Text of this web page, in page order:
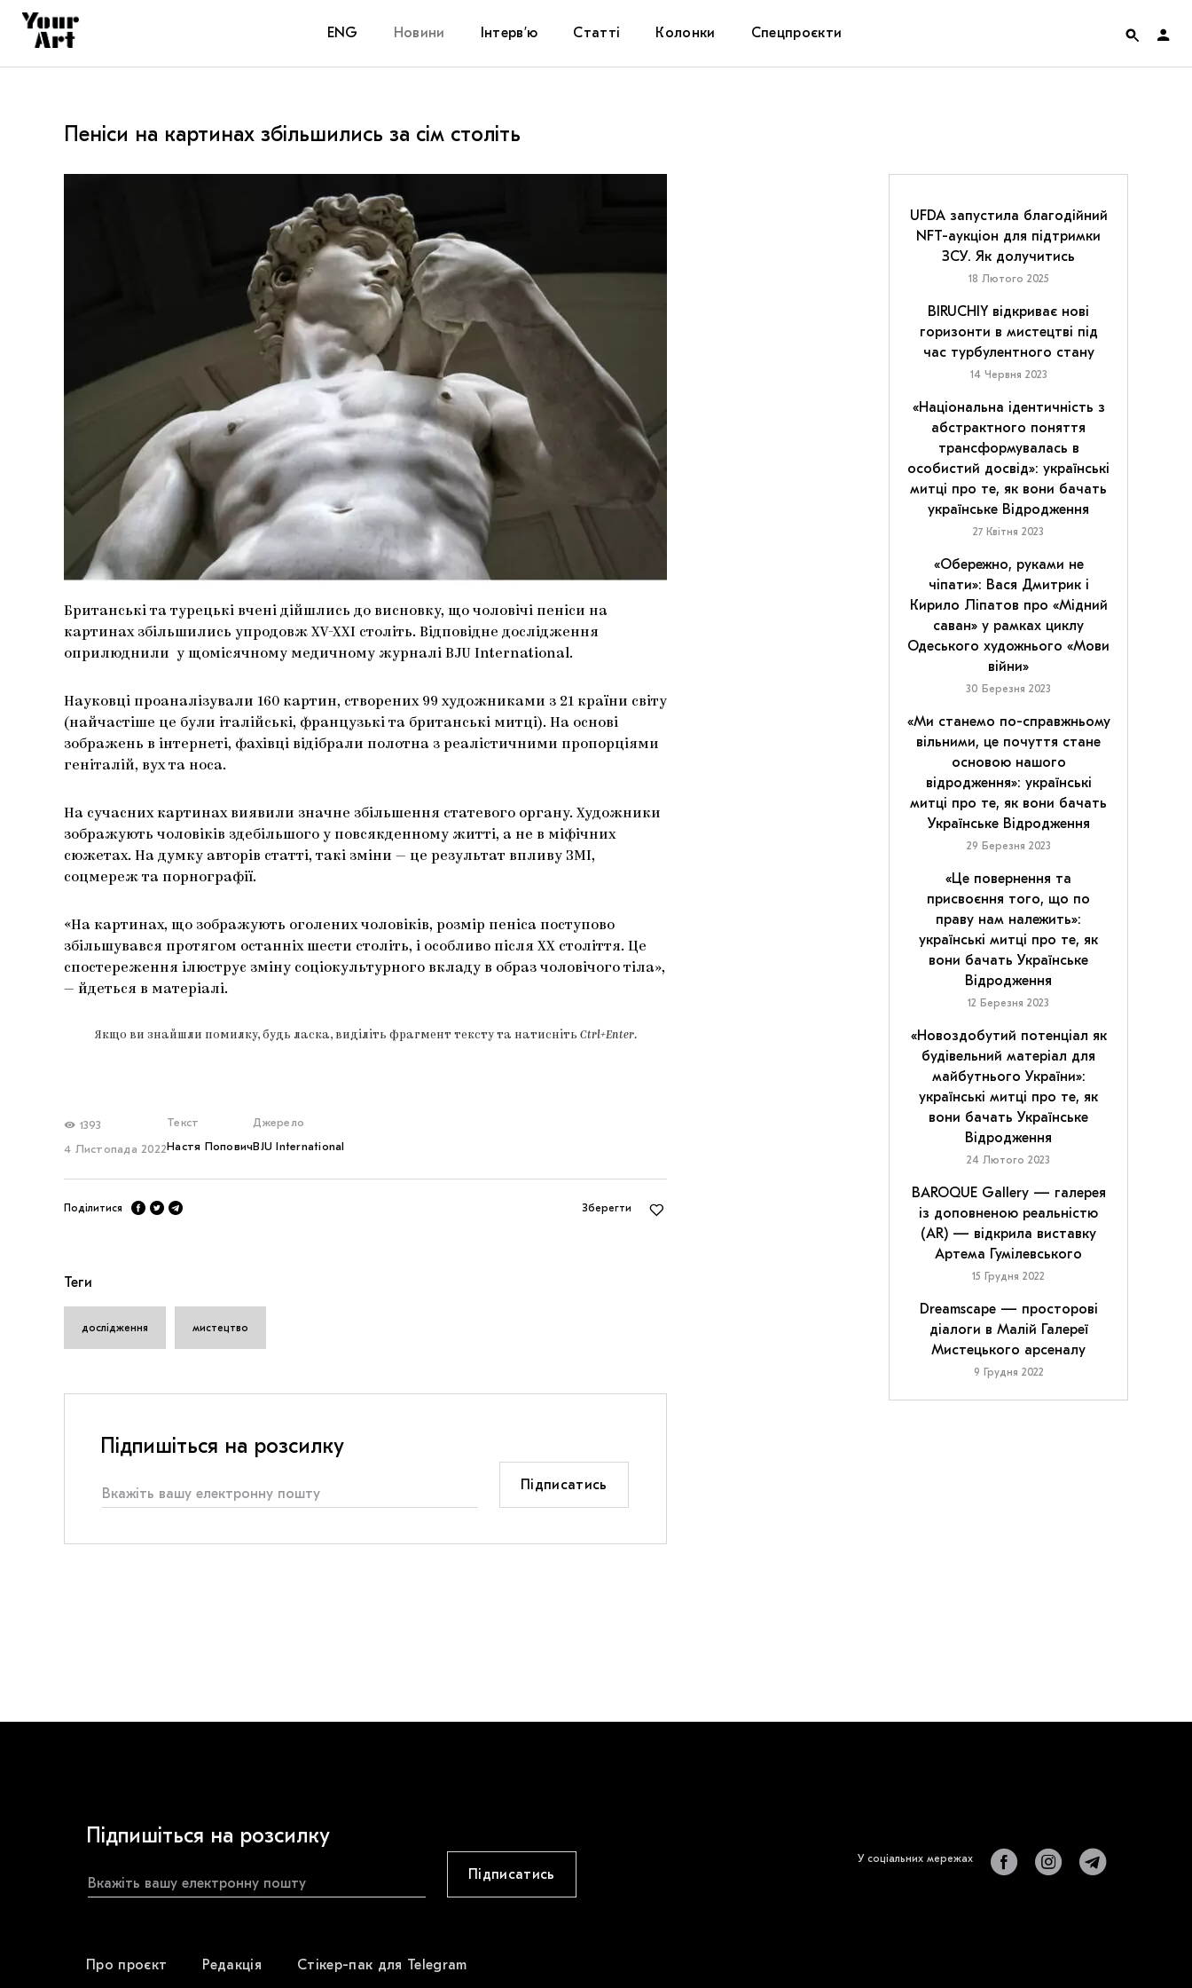
ENG Новини Інтерв’ю Статті Колонки Спецпроєкти
Пеніси на картинах збільшились за сім століть
Британські та турецькі вчені дійшлись до висновку, що чоловічі пеніси на
картинах збільшились упродовж XV-XXI століть. Відповідне дослідження
оприлюднили у щомісячному медичному журналі BJU International.
Науковці проаналізували 160 картин, створених 99 художниками з 21 країни світу
(найчастіше це були італійські, французькі та британські митці). На основі
зображень в інтернеті, фахівці відібрали полотна з реалістичними пропорціями
геніталій, вух та носа.
На сучасних картинах виявили значне збільшення статевого органу. Художники
зображують чоловіків здебільшого у повсякденному житті, а не в міфічних
сюжетах. На думку авторів статті, такі зміни — це результат впливу ЗМІ,
соцмереж та порнографії.
«На картинах, що зображують оголених чоловіків, розмір пеніса поступово
збільшувався протягом останніх шести століть, і особливо після ХХ століття. Це
спостереження ілюструє зміну соціокультурного вкладу в образ чоловічого тіла»,
— йдеться в матеріалі.
Якщо ви знайшли помилку, будь ласка, виділіть фрагмент тексту та натисніть Ctrl+Enter.
1393
4 Листопада 2022
Текст
Настя Попович
Джерело
BJU International
Поділитися Зберегти
Теги
дослідження мистецтво
Підпишіться на розсилку
Підписатись
UFDA запустила благодійний
NFT-аукціон для підтримки
ЗСУ. Як долучитись
18 Лютого 2025
BIRUCHIY відкриває нові
горизонти в мистецтві під
час турбулентного стану
14 Червня 2023
«Національна ідентичність з
абстрактного поняття
трансформувалась в
особистий досвід»: українські
митці про те, як вони бачать
українське Відродження
27 Квітня 2023
«Обережно, руками не
чіпати»: Вася Дмитрик і
Кирило Ліпатов про «Мідний
саван» у рамках циклу
Одеського художнього «Мови
війни»
30 Березня 2023
«Ми станемо по-справжньому
вільними, це почуття стане
основою нашого
відродження»: українські
митці про те, як вони бачать
Українське Відродження
29 Березня 2023
«Це повернення та
присвоєння того, що по
праву нам належить»:
українські митці про те, як
вони бачать Українське
Відродження
12 Березня 2023
«Новоздобутий потенціал як
будівельний матеріал для
майбутнього України»:
українські митці про те, як
вони бачать Українське
Відродження
24 Лютого 2023
BAROQUE Gallery — галерея
із доповненою реальністю
(AR) — відкрила виставку
Артема Гумілевського
15 Грудня 2022
Dreamscape — просторові
діалоги в Малій Галереї
Мистецького арсеналу
9 Грудня 2022
Підпишіться на розсилку
Підписатись
Про проєкт Редакція Стікер-пак для Telegram
У соціальних мережах